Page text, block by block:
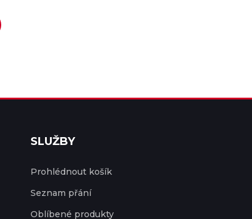
SLUŽBY
Prohlédnout košík
Seznam přání
Oblíbené produkty